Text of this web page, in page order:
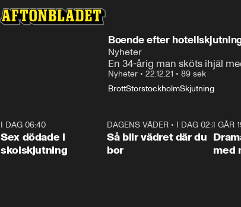
Boende efter
Nyheter
En 34-årig man sköts ihjäl
Nyheter • 22.12.21 • 89 sek
BrottStorstockholmSkjutning
I DAG 06:40
Sex dödade i
skolskjutning
1:06
DAGENS VÄDER • I DAG 02:30
Så blir vädret där du
bor
I GÅR
med